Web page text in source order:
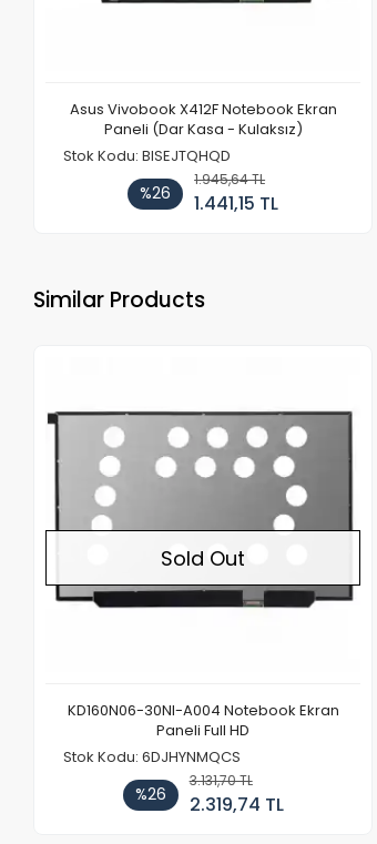
Asus Vivobook X412F Notebook Ekran
Paneli (Dar Kasa - Kulaksız)
Stok Kodu: BISEJTQHQD
%26
1.945,64 TL
1.441,15 TL
Similar Products
Sold Out
KD160N06-30NI-A004 Notebook Ekran
Paneli Full HD
Stok Kodu: 6DJHYNMQCS
%26
3.131,70 TL
2.319,74 TL